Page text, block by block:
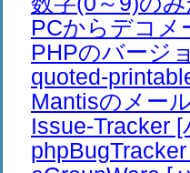
PCからデコメ
PHPのバージ
quoted-
Mantisのメー
Issue-Tracker